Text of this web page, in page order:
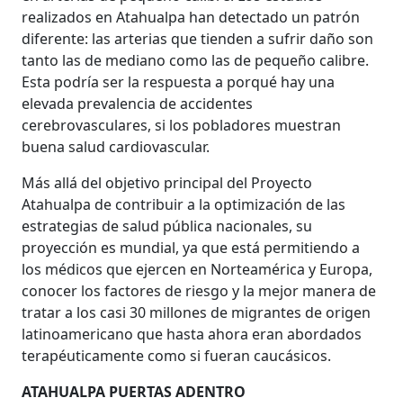
realizados en Atahualpa han detectado un patrón
diferente: las arterias que tienden a sufrir daño son
tanto las de mediano como las de pequeño calibre.
Esta podría ser la respuesta a porqué hay una
elevada prevalencia de accidentes
cerebrovasculares, si los pobladores muestran
buena salud cardiovascular.
Más allá del objetivo principal del Proyecto
Atahualpa de contribuir a la optimización de las
estrategias de salud pública nacionales, su
proyección es mundial, ya que está permitiendo a
los médicos que ejercen en Norteamérica y Europa,
conocer los factores de riesgo y la mejor manera de
tratar a los casi 30 millones de migrantes de origen
latinoamericano que hasta ahora eran abordados
terapéuticamente como si fueran caucásicos.
ATAHUALPA PUERTAS ADENTRO